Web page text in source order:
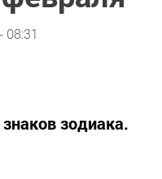
08:31
зодиака.